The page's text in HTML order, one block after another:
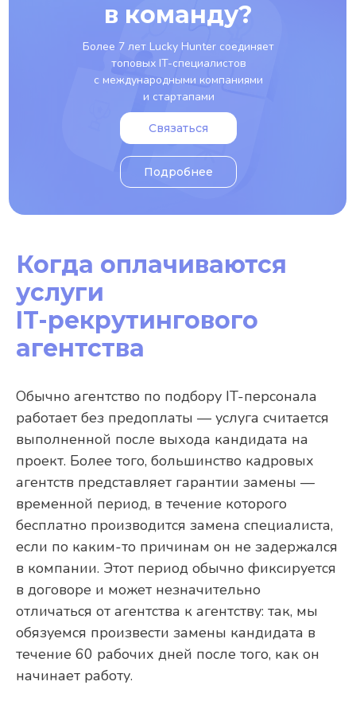
Более 7 лет Lucky Hunter соединяет
топовых IT-специалистов
с международными компаниями
и стартапами
в команду?
Связаться
Подробнее
Когда оплачиваются
услуги
IT-рекрутингового
агентства
Обычно агентство по подбору IT-персонала
работает без предоплаты — услуга считается
выполненной после выхода кандидата на
проект. Более того, большинство кадровых
агентств представляет гарантии замены —
временной период, в течение которого
бесплатно производится замена специалиста,
если по каким-то причинам он не задержался
в компании. Этот период обычно фиксируется
в договоре и может незначительно
отличаться от агентства к агентству: так, мы
обязуемся произвести замены кандидата в
течение 60 рабочих дней после того, как он
начинает работу.